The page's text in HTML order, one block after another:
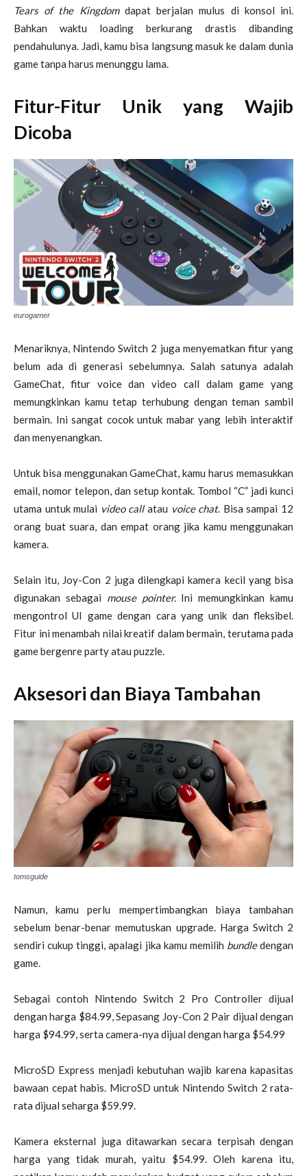
Tears of the Kingdomdapat berjalan mulus di konsol ini.
Bahkan waktu loading berkurang drastis dibanding
pendahulunya. Jadi, kamu bisa langsung masuk ke dalam dunia
game tanpa harus menunggu lama.
Fitur-Fitur Unik yang Wajib
Dicoba
eurogamer
Menariknya, Nintendo Switch 2 juga menyematkan fitur yang
belum ada di generasi sebelumnya. Salah satunya adalah
GameChat, fitur voice dan video call dalam game yang
memungkinkan kamu tetap terhubung dengan teman sambil
bermain. Ini sangat cocok untuk mabar yang lebih interaktif
dan menyenangkan.
Untuk bisa menggunakan GameChat, kamu harus memasukkan
email, nomor telepon, dan setup kontak. Tombol “C” jadi kunci
utama untuk mulai video callatau voice chat. Bisa sampai 12
orang buat suara, dan empat orang jika kamu menggunakan
kamera.
Selain itu, Joy-Con 2 juga dilengkapi kamera kecil yang bisa
digunakan sebagai mouse pointer.Ini memungkinkan kamu
mengontrol UI game dengan cara yang unik dan fleksibel.
Fitur ini menambah nilai kreatif dalam bermain, terutama pada
game bergenre party atau puzzle.
Aksesori dan Biaya Tambahan
tomsguide
Namun, kamu perlu mempertimbangkan biaya tambahan
sebelum benar-benar memutuskan upgrade. Harga Switch 2
sendiri cukup tinggi, apalagi jika kamu memilih bundledengan
game.
Sebagai contoh Nintendo Switch 2 Pro Controller dijual
dengan harga $84.99, Sepasang Joy-Con 2 Pair dijual dengan
harga $94.99, serta camera-nya dijual dengan harga $54.99
MicroSD Express menjadi kebutuhan wajib karena kapasitas
bawaan cepat habis. MicroSD untuk Nintendo Switch 2 rata-
rata dijual seharga $59.99.
Kamera eksternal juga ditawarkan secara terpisah dengan
harga yang tidak murah, yaitu $54.99. Oleh karena itu,